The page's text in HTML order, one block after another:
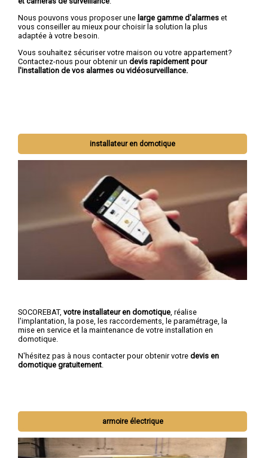
Nous pouvons vous proposer une large gamme d'alarmes et
vous conseiller au mieux pour choisir la solution la plus
adaptée à votre besoin.
Vous souhaitez sécuriser votre maison ou votre appartement?
Contactez-nous pour obtenir un devis rapidement pour
l'installation de vos alarmes ou vidéosurveillance.
installateur en domotique
SOCOREBAT, votre installateur en domotique , réalise
l'implantation, la pose, les raccordements, le paramétrage, la
mise en service et la maintenance de votre installation en
domotique.
N'hésitez pas à nous contacter pour obtenir votre devis en
domotique gratuitement
armoire électrique